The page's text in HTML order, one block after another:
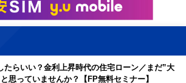
たらいい？金利上昇時代の住宅ローン／まだ”大
思っていませんか？【FP無料セミナー】